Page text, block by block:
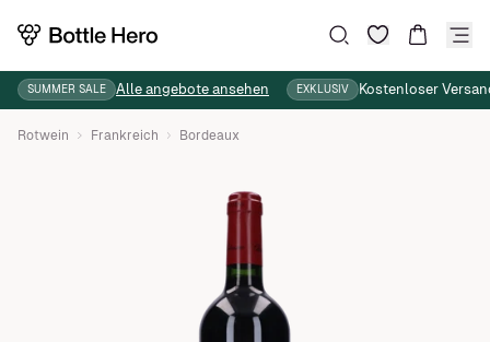
SUMMER SALE Alle angebote ansehen EXKLUSIV Kostenloser
Rotwein Frankreich Bordeaux